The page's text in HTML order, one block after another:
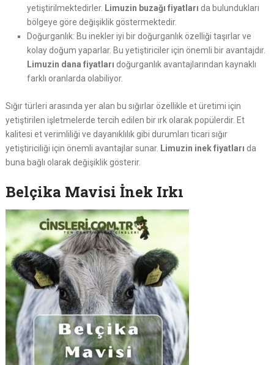
yetiştirilmektedirler. Limuzin buzağı fiyatları da bulundukları
bölgeye göre değişiklik göstermektedir.
Doğurganlık: Bu inekler iyi bir doğurganlık özelliği taşırlar ve
kolay doğum yaparlar. Bu yetiştiriciler için önemli bir avantajdır.
Limuzin dana fiyatları doğurganlık avantajlarından kaynaklı
farklı oranlarda olabiliyor.
Sığır türleri arasında yer alan bu sığırlar özellikle et üretimi için
yetiştirilen işletmelerde tercih edilen bir ırk olarak popülerdir. Et
kalitesi et verimliliği ve dayanıklılık gibi durumları ticari sığır
yetiştiriciliği için önemli avantajlar sunar. Limuzin inek fiyatları da
buna bağlı olarak değişiklik gösterir.
Belçika Mavisi İnek Irkı